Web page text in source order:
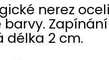
nerez
délka 2 cm.